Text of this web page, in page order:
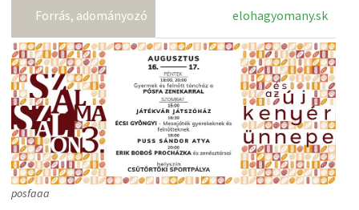
Forrás, adományozó elohagyomany.sk
posfaaa